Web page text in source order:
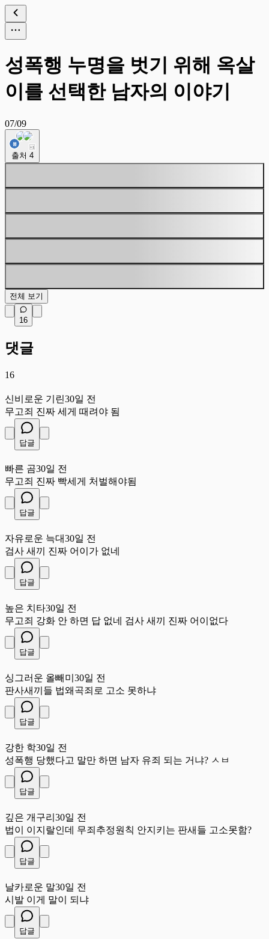
성폭행 누명을 벗기 위해 옥살
이를 선택한 남자의 이야기
07/09
+1
출처 4
전체 보기
16
댓글
16
신비로운 기린30일 전
무고죄 진짜 세게 때려야 됨
답글
빠른 곰30일 전
무고죄 진짜 빡세게 처벌해야됨
답글
자유로운 늑대30일 전
검사 새끼 진짜 어이가 없네
답글
높은 치타30일 전
무고죄 강화 안 하면 답 없네 검사 새끼 진짜 어이없다
답글
싱그러운 올빼미 30일 전
판사새끼들 법왜곡죄로 고소 못하냐
답글
강한 학30일 전
성폭행 당했다고 말만 하면 남자 유죄 되는 거냐? ㅅㅂ
답글
깊은 개구리 30일 전
법이 이지랄인데 무죄추정원칙 안지키는 판새들 고소못함?
답글
날카로운 말30일 전
시발 이게 말이 되냐
답글